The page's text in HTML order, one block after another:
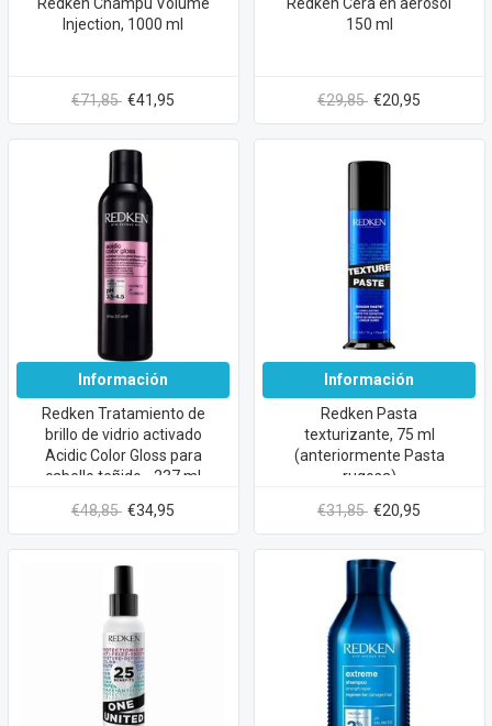
Redken Champú Volume
Injection, 1000 ml
€71,85 €41,95
Redken Cera en aerosol
150 ml
€29,85 €20,95
Información
Redken Tratamiento de
brillo de vidrio activado
Acidic Color Gloss para
cabello teñido - 237 ml
€48,85 €34,95
Información
Redken Pasta
texturizante, 75 ml
(anteriormente Pasta
rugosa)
€31,85 €20,95